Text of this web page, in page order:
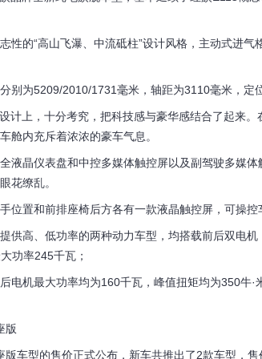
的“高山飞瀑、中流砥柱”设计风格，主动式进气
为5209/2010/1731毫米，轴距为3110毫米，定位
上，十分考究，把科技感与豪华感结合了起来。
舱内充斥着浓浓的豪车气息。
晶仪表盘和中控多媒体触控屏以及副驾驶多媒体
花缭乱。
置和前排座椅后方各有一款液晶触控屏，可操控
高、低功率的两种动力车型，均搭载前后双电机
功率245千瓦；
机最大功率均为160千瓦，峰值扭矩均为350牛·
版
车型的售价正式公布，新车共推出了2款车型，售